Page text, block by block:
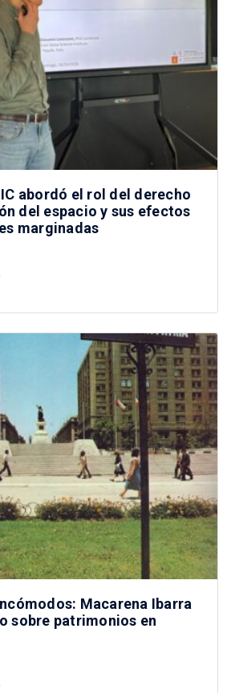
abordó el rol del derecho
del espacio y sus efectos
marginadas
Macarena Ibarra
sobre patrimonios en